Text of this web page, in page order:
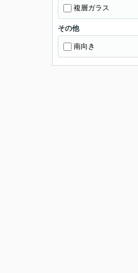
複層ガラス
その他
南向き